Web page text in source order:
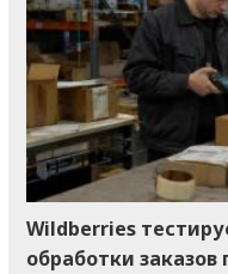
Wildberries
обработки